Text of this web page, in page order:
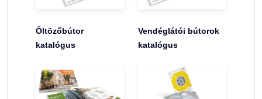
Öltözőbútor
katalógus
Vendéglátói bútorok
katalógus